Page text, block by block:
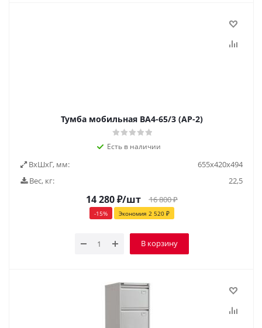
Тумба мобильная BA4-65/3 (АР-2)
Есть в наличии
ВxШxГ, мм:
655х420х494
Вес, кг:
22,5
14 280₽/шт 16 800₽
-15% Экономия 2 520₽
В корзину